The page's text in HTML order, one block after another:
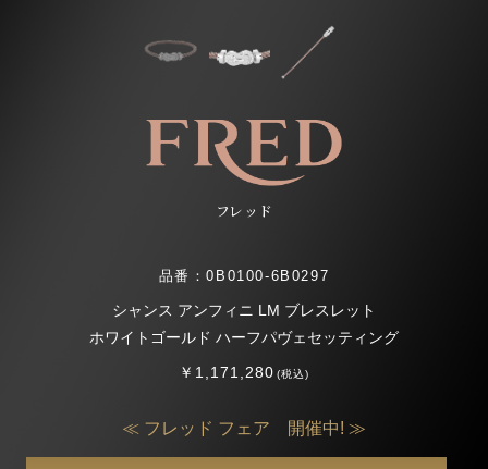
フレッド
品番：0B0100-6B0297
シャンス アンフィニ LM ブレスレット
ホワイトゴールド ハーフパヴェセッティング
￥1,171,280(税込)
≪ フレッド フェア 開催中! ≫